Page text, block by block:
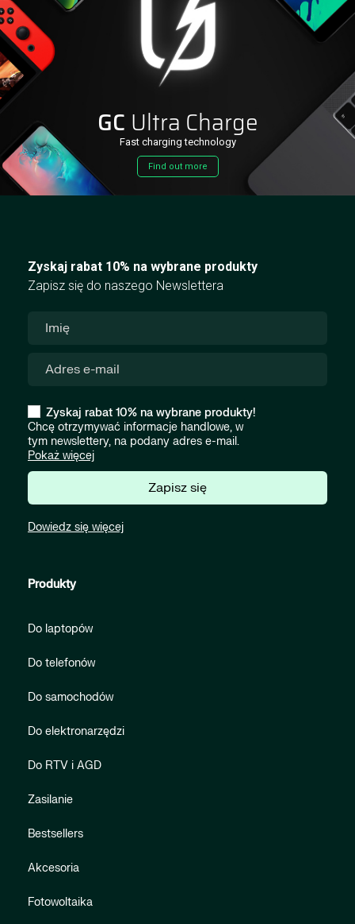
GC Ultra Charge
Fast charging technology
Find out more
Zyskaj rabat 10% na wybrane produkty
Zapisz się do naszego Newslettera
Zyskaj rabat 10% na wybrane produkty!
Chcę otrzymywać informacje handlowe, w
tym newslettery, na podany adres e-mail.
Pokaż więcej
Zapisz się
Dowiedz się więcej
Produkty
Do laptopów
Do telefonów
Do samochodów
Do elektronarzędzi
Do RTV i AGD
Zasilanie
Bestsellers
Akcesoria
Fotowoltaika